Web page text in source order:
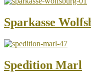
Sparkasse
Spedition Marl